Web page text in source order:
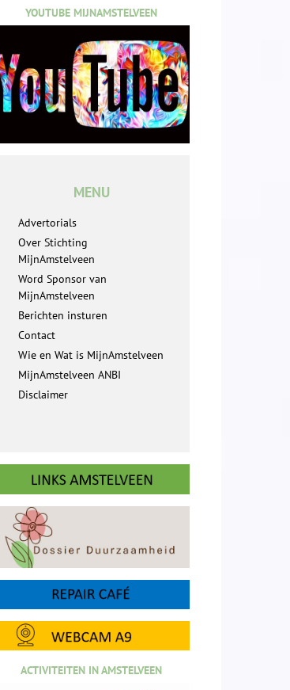
YOUTUBE MIJNAMSTELVEEN
MENU
Advertorials
Over Stichting
MijnAmstelveen
Word Sponsor van
MijnAmstelveen
Berichten insturen
Contact
Wie en Wat is MijnAmstelveen
MijnAmstelveen ANBI
Disclaimer
ACTIVITEITEN IN AMSTELVEEN